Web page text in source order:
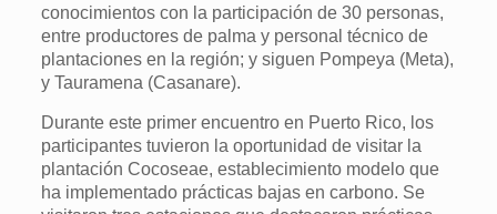
conocimientos con la participación de 30 personas,
entre productores de palma y personal técnico de
plantaciones en la región; y siguen Pompeya (Meta),
y Tauramena (Casanare).
Durante este primer encuentro en Puerto Rico, los
participantes tuvieron la oportunidad de visitar la
plantación Cocoseae, establecimiento modelo que
ha implementado prácticas bajas en carbono. Se